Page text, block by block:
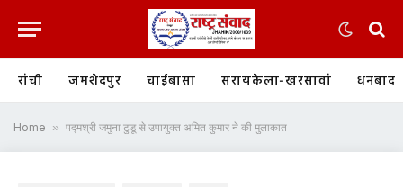
रांची जमशेदपुर चाईबासा सरायकेला-खरसावां धनबाद
Home » पद्मश्री जमुना टुडू से उपायुक्त अमित कुमार ने की मुलाकात